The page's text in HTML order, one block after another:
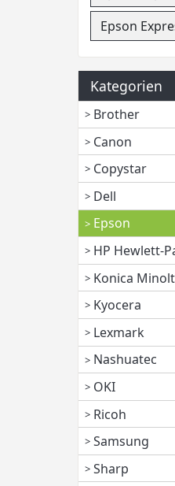
Kategorien
Brother
Canon
Copystar
Dell
Epson
HP Hewlett-
Konica
Kyocera
Lexmark
Nashuatec
OKI
Ricoh
Samsung
Sharp